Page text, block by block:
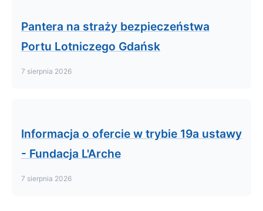
Pantera na straży bezpieczeństwa
Portu Lotniczego Gdańsk
7 sierpnia 2026
Informacja o ofercie w trybie 19a ustawy
- Fundacja L'Arche
7 sierpnia 2026